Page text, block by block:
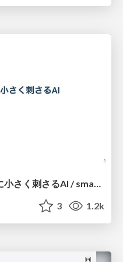
経済メディア編集部の実務に小さく刺さるAI / small-ai-with-editorial
3 1.2k